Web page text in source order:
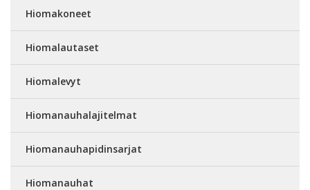
Hiomakoneet
Hiomalautaset
Hiomalevyt
Hiomanauhalajitelmat
Hiomanauhapidinsarjat
Hiomanauhat